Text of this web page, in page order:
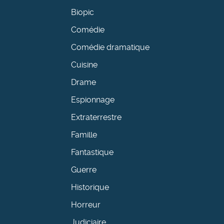
Biopic
Comédie
Comédie dramatique
Cuisine
Drame
Espionnage
Extraterrestre
Famille
Fantastique
Guerre
Historique
Horreur